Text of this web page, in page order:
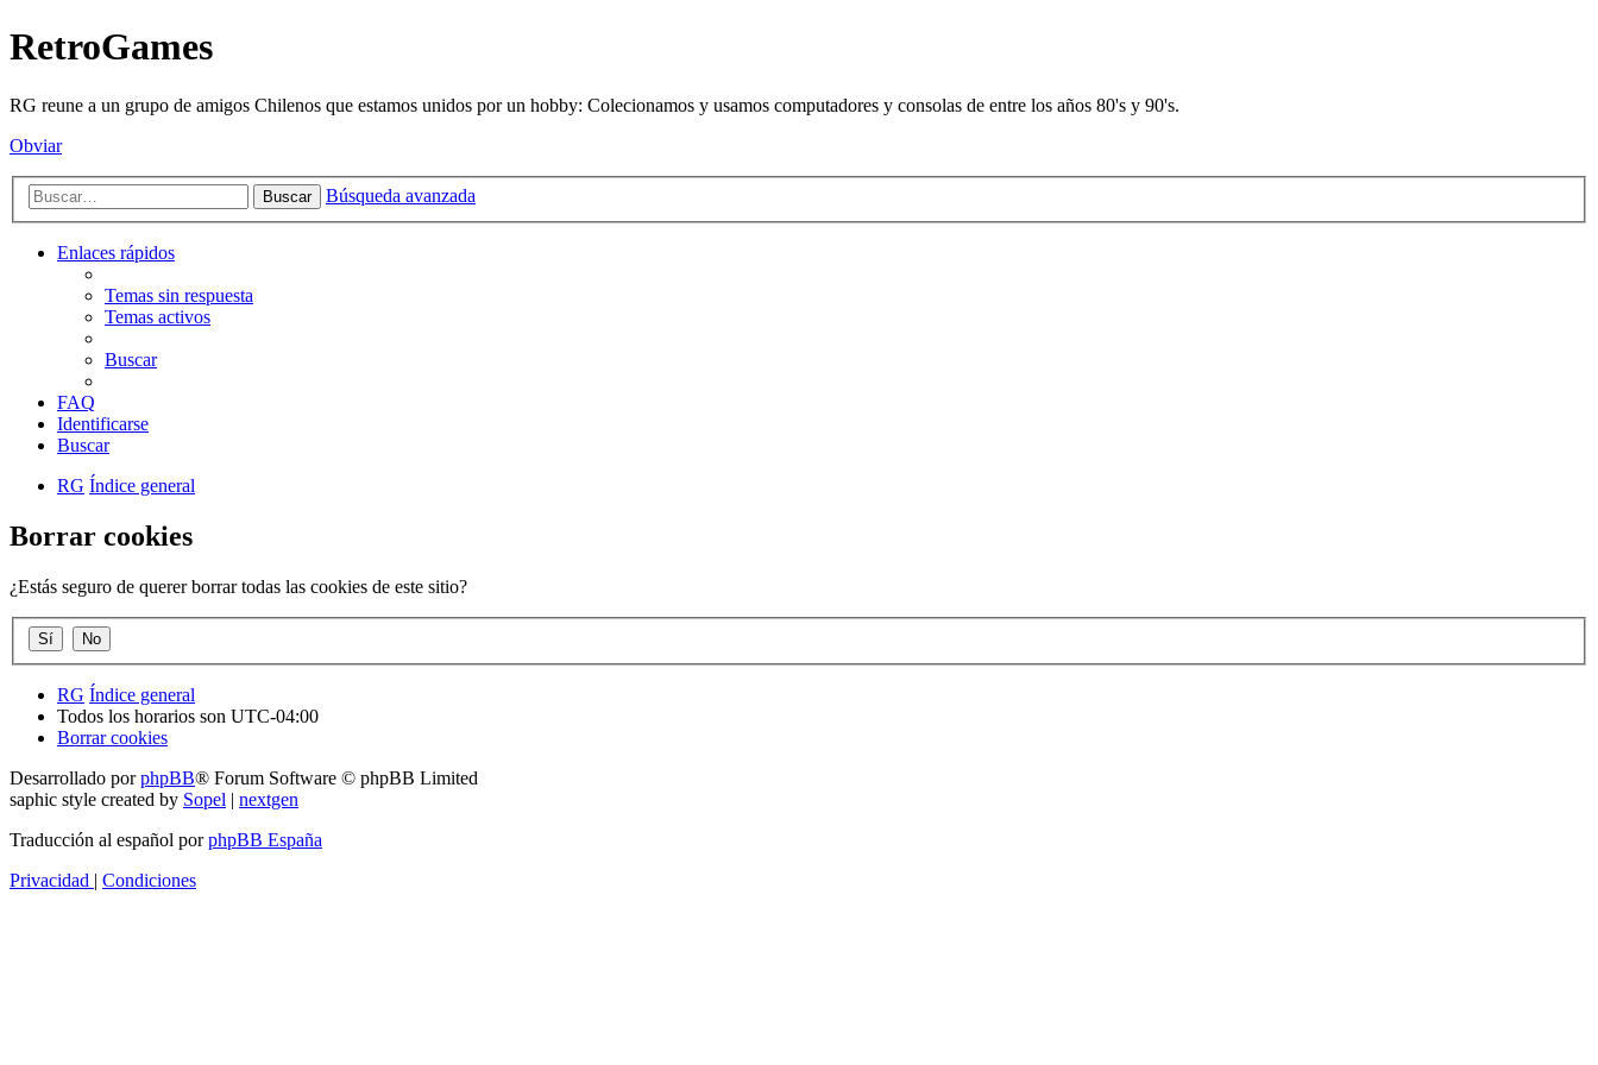
RetroGames
RG reune a un grupo de amigos Chilenos que estamos unidos por un hobby: Colecionamos y usamos computadores y consolas de entre los años 80's y 90's.
Obviar
Buscar Búsqueda avanzada
Enlaces rápidos
Temas sin respuesta
Temas activos
Buscar
FAQ
Identificarse
Buscar
RG Índice general
Borrar cookies
¿Estás seguro de querer borrar todas las cookies de este sitio?
RG Índice general
Todos los horarios son UTC-04:00
Borrar cookies
Desarrollado porphpBB® Forum Software © phpBB Limited
saphic style created by Sopel | nextgen
Traducción al español porphpBB España
Privacidad | Condiciones